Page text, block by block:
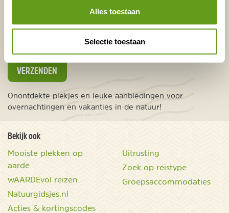
Alles toestaan
Selectie toestaan
Europa
Ver weg
VERZENDEN
Onontdekte plekjes en leuke aanbiedingen voor
overnachtingen en vakanties in de natuur!
Bekijk ook
Mooiste plekken op
aarde
wAARDEvol reizen
Natuurgidsjes.nl
Acties & kortingscodes
Uitrusting
Zoek op reistype
Groepsaccommodaties